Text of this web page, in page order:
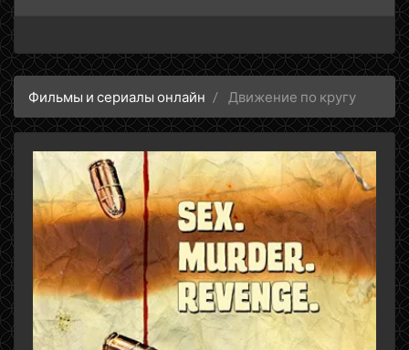
Фильмы и сериалы онлайн Движение по кругу